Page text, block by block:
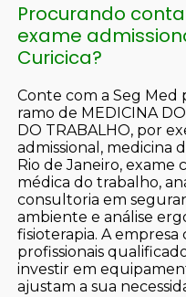
Procurando
exame
Curicica?
Conte com a Seg Med
ramo de MEDICINA
DO TRABALHO, por
admissional, medicina
Rio de Janeiro,
médica do trabalho,
consultoria em
ambiente e análise
fisioterapia. A
profissionais
investir em
ajustam a sua